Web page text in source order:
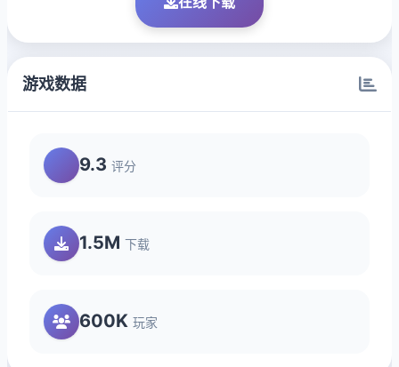
游戏数据
9.3 评分
1.5M 下载
600K 玩家